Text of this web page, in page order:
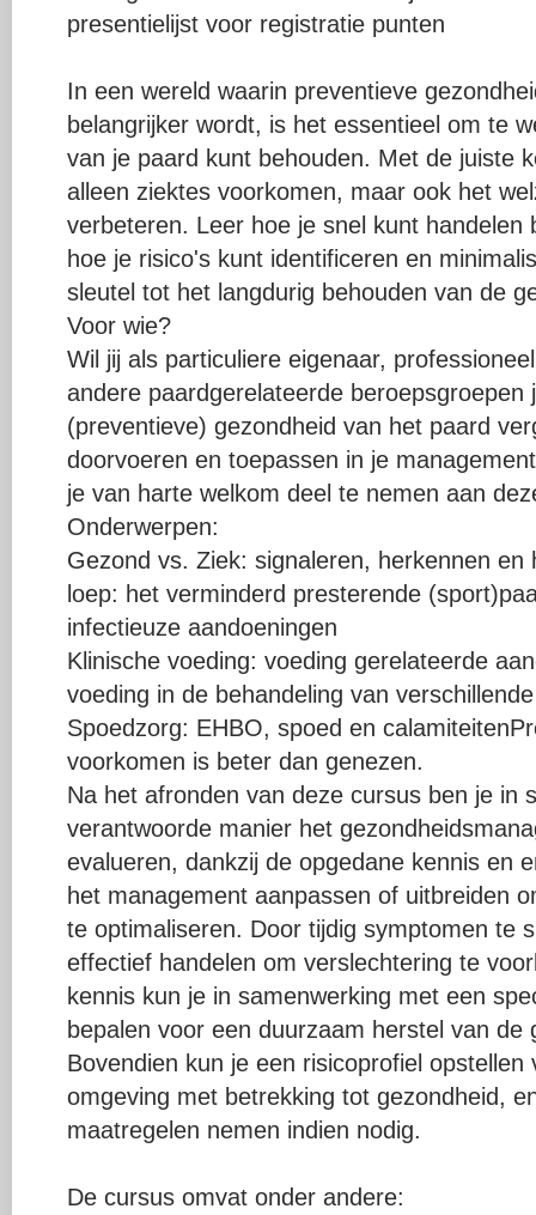
presentielijst voor registratie punten
In een wereld waarin preventieve
belangrijker wordt, is het essentieel om te
van je paard kunt behouden. Met de juiste
alleen ziektes voorkomen, maar ook het
verbeteren. Leer hoe je snel kunt handelen
hoe je risico's kunt identificeren en
sleutel tot het langdurig behouden van de
Voor wie?
Wil jij als particuliere eigenaar,
andere paardgerelateerde beroepsgroepen
(preventieve) gezondheid van het paard
doorvoeren en toepassen in je
je van harte welkom deel te nemen aan
Onderwerpen:
Gezond vs. Ziek: signaleren, herkennen en
loep: het verminderd presterende
infectieuze aandoeningen
Klinische voeding: voeding gerelateerde
voeding in de behandeling van
Spoedzorg: EHBO, spoed en
voorkomen is beter dan genezen.
Na het afronden van deze cursus ben je in
verantwoorde manier het
evalueren, dankzij de opgedane kennis en
het management aanpassen of uitbreiden
te optimaliseren. Door tijdig symptomen te
effectief handelen om verslechtering te
kennis kun je in samenwerking met een
bepalen voor een duurzaam herstel van de
Bovendien kun je een risicoprofiel
omgeving met betrekking tot gezondheid,
maatregelen nemen indien nodig.
De cursus omvat onder andere: